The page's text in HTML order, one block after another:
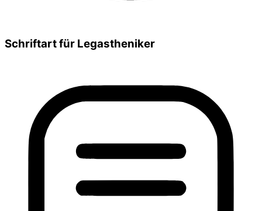
Schriftart für Legastheniker